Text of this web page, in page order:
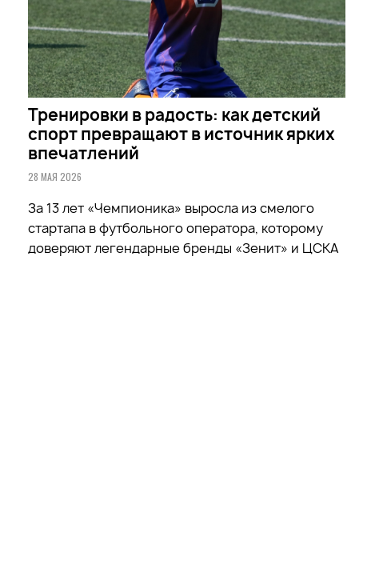
Тренировки в радость: как детский
спорт превращают в источник ярких
впечатлений
28 МАЯ 2026
За 13 лет «Чемпионика» выросла из смелого
стартапа в футбольного оператора, которому
доверяют легендарные бренды «Зенит» и ЦСКА